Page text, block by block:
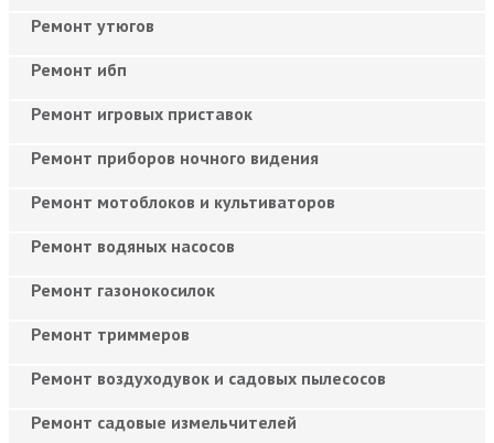
Ремонт утюгов
Ремонт ибп
Ремонт игровых приставок
Ремонт приборов ночного видения
Ремонт мотоблоков и культиваторов
Ремонт водяных насосов
Ремонт газонокосилок
Ремонт триммеров
Ремонт воздуходувок и садовых пылесосов
Ремонт садовые измельчителей